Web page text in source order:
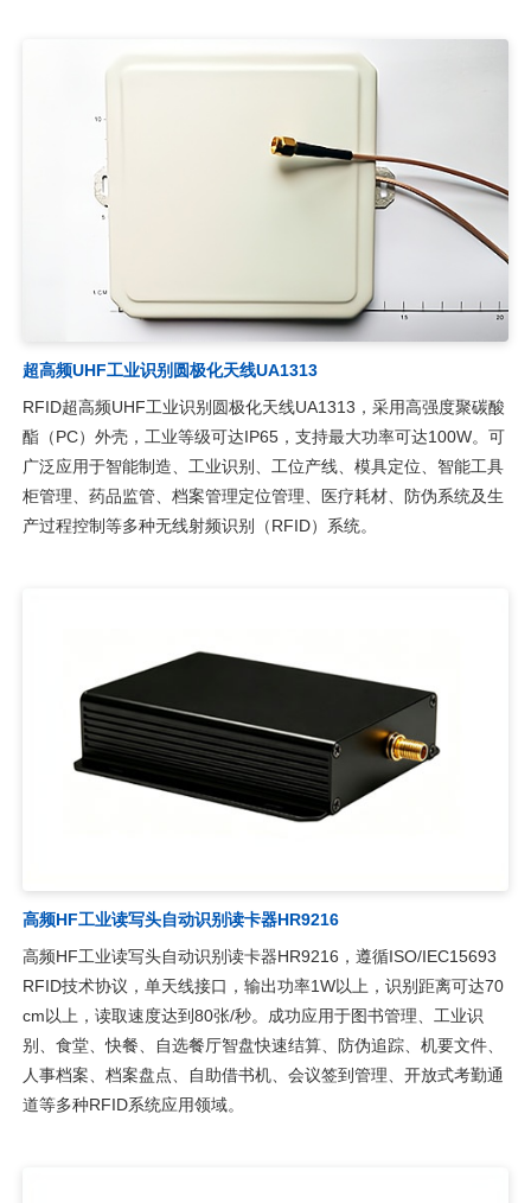
超高频UHF工业识别圆极化天线UA1313
RFID超高频UHF工业识别圆极化天线UA1313，采用高强度聚碳酸
酯（PC）外壳，工业等级可达IP65，支持最大功率可达100W。可
广泛应用于智能制造、工业识别、工位产线、模具定位、智能工具
柜管理、药品监管、档案管理定位管理、医疗耗材、防伪系统及生
产过程控制等多种无线射频识别（RFID）系统。
高频HF工业读写头自动识别读卡器HR9216
高频HF工业读写头自动识别读卡器HR9216，遵循ISO/IEC15693
RFID技术协议，单天线接口，输出功率1W以上，识别距离可达70
cm以上，读取速度达到80张/秒。成功应用于图书管理、工业识
别、食堂、快餐、自选餐厅智盘快速结算、防伪追踪、机要文件、
人事档案、档案盘点、自助借书机、会议签到管理、开放式考勤通
道等多种RFID系统应用领域。